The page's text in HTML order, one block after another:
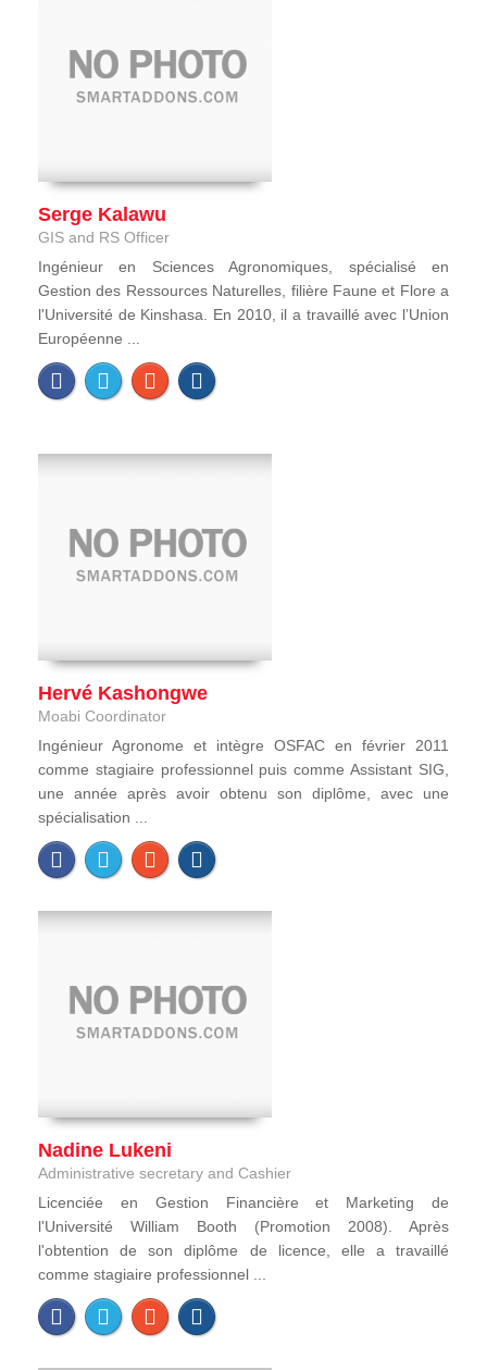
Serge Kalawu
GIS and RS Officer
Ingénieur en Sciences Agronomiques, spécialisé en
Gestion des Ressources Naturelles, filière Faune et Flore a
l'Université de Kinshasa. En 2010, il a travaillé avec l’Union
Européenne ...
Hervé Kashongwe
Moabi Coordinator
Ingénieur Agronome et intègre OSFAC en février 2011
comme stagiaire professionnel puis comme Assistant SIG,
une année après avoir obtenu son diplôme, avec une
spécialisation ...
Nadine Lukeni
Administrative secretary and Cashier
Licenciée en Gestion Financière et Marketing de
l'Université William Booth (Promotion 2008). Après
l'obtention de son diplôme de licence, elle a travaillé
comme stagiaire professionnel ...